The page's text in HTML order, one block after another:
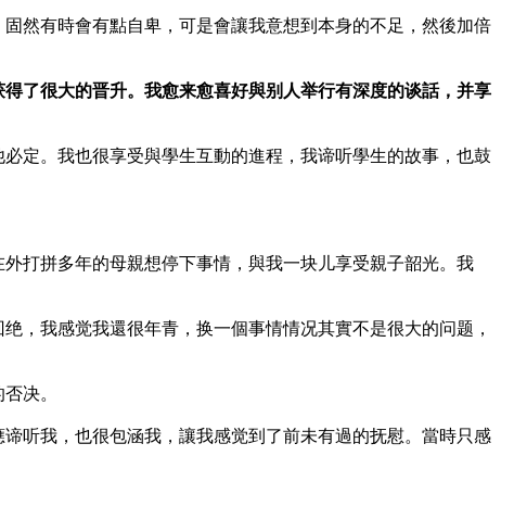
然有時會有點自卑，可是會讓我意想到本身的不足，然後加倍
了很大的晋升。我愈来愈喜好與别人举行有深度的谈話，并享
定。我也很享受與學生互動的進程，我谛听學生的故事，也鼓
外打拼多年的母親想停下事情，與我一块儿享受親子韶光。我
，我感觉我還很年青，换一個事情情况其實不是很大的问题，
决。
听我，也很包涵我，讓我感觉到了前未有過的抚慰。當時只感